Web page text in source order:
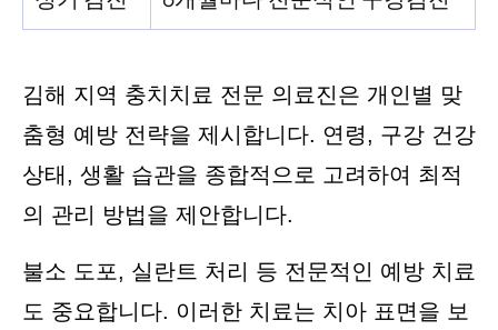
김해 지역 충치치료 전문 의료진은 개인별 맞
춤형 예방 전략을 제시합니다. 연령, 구강 건강
상태, 생활 습관을 종합적으로 고려하여 최적
의 관리 방법을 제안합니다.
불소 도포, 실란트 처리 등 전문적인 예방 치료
도 중요합니다. 이러한 치료는 치아 표면을 보